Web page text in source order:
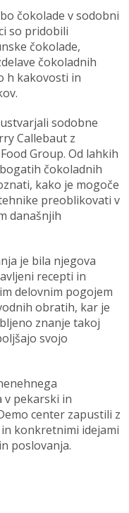
čokolade v sodobni
so pridobili
čokolade,
čokoladnih
h kakovosti in
sodobne
Callebaut z
Group. Od lahkih
čokoladnih
kako je mogoče
preoblikovati v
današnjih
je bila njegova
recepti in
delovnim pogojem
obratih, kar je
znanje takoj
svojo
v pekarski in
center zapustili z
konkretnimi idejami
poslovanja.